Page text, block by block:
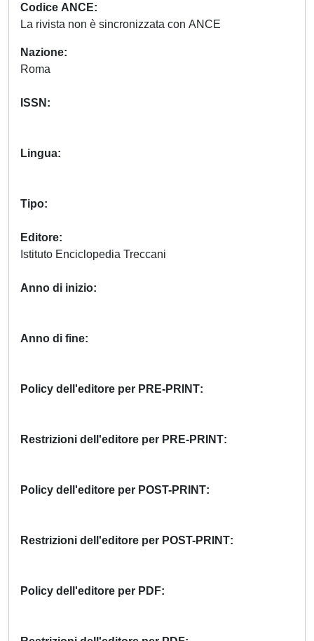
Codice ANCE
La rivista non è sincronizzata con ANCE
Nazione
ISSN
Lingua
Tipo
Editore
Anno di inizio
Anno di fine
Policy dell'editore per PRE-PRINT
Restrizioni dell'editore per PRE-PRINT
Policy dell'editore per POST-PRINT
Restrizioni dell'editore per POST-PRINT
Policy dell'editore per PDF